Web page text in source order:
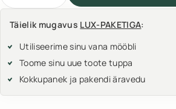
Täielik mugavus LUX-PAKETIGA:
Utiliseerime sinu vana mööbli
Toome sinu uue toote tuppa
Kokkupanek ja pakendi äravedu